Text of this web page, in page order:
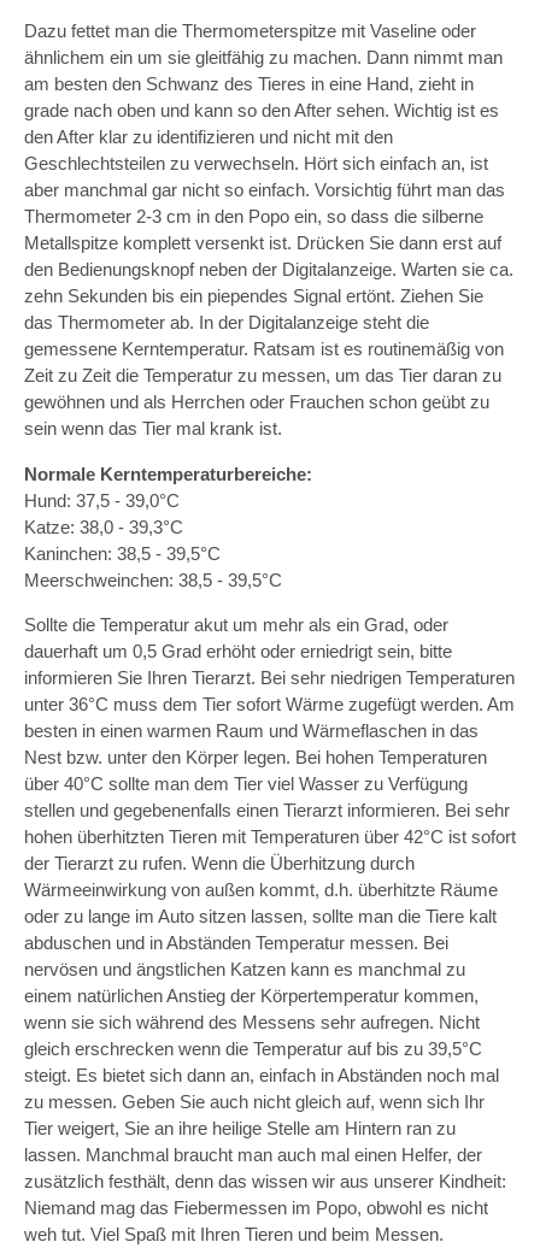
Dazu fettet man die Thermometerspitze mit Vaseline oder
ähnlichem ein um sie gleitfähig zu machen. Dann nimmt man
am besten den Schwanz des Tieres in eine Hand, zieht in
grade nach oben und kann so den After sehen. Wichtig ist es
den After klar zu identifizieren und nicht mit den
Geschlechtsteilen zu verwechseln. Hört sich einfach an, ist
aber manchmal gar nicht so einfach. Vorsichtig führt man das
Thermometer 2-3 cm in den Popo ein, so dass die silberne
Metallspitze komplett versenkt ist. Drücken Sie dann erst auf
den Bedienungsknopf neben der Digitalanzeige. Warten sie ca.
zehn Sekunden bis ein piependes Signal ertönt. Ziehen Sie
das Thermometer ab. In der Digitalanzeige steht die
gemessene Kerntemperatur. Ratsam ist es routinemäßig von
Zeit zu Zeit die Temperatur zu messen, um das Tier daran zu
gewöhnen und als Herrchen oder Frauchen schon geübt zu
sein wenn das Tier mal krank ist.
Normale Kerntemperaturbereiche:
Hund: 37,5 - 39,0°C
Katze: 38,0 - 39,3°C
Kaninchen: 38,5 - 39,5°C
Meerschweinchen: 38,5 - 39,5°C
Sollte die Temperatur akut um mehr als ein Grad, oder
dauerhaft um 0,5 Grad erhöht oder erniedrigt sein, bitte
informieren Sie Ihren Tierarzt. Bei sehr niedrigen Temperaturen
unter 36°C muss dem Tier sofort Wärme zugefügt werden. Am
besten in einen warmen Raum und Wärmeflaschen in das
Nest bzw. unter den Körper legen. Bei hohen Temperaturen
über 40°C sollte man dem Tier viel Wasser zu Verfügung
stellen und gegebenenfalls einen Tierarzt informieren. Bei sehr
hohen überhitzten Tieren mit Temperaturen über 42°C ist sofort
der Tierarzt zu rufen. Wenn die Überhitzung durch
Wärmeeinwirkung von außen kommt, d.h. überhitzte Räume
oder zu lange im Auto sitzen lassen, sollte man die Tiere kalt
abduschen und in Abständen Temperatur messen. Bei
nervösen und ängstlichen Katzen kann es manchmal zu
einem natürlichen Anstieg der Körpertemperatur kommen,
wenn sie sich während des Messens sehr aufregen. Nicht
gleich erschrecken wenn die Temperatur auf bis zu 39,5°C
steigt. Es bietet sich dann an, einfach in Abständen noch mal
zu messen. Geben Sie auch nicht gleich auf, wenn sich Ihr
Tier weigert, Sie an ihre heilige Stelle am Hintern ran zu
lassen. Manchmal braucht man auch mal einen Helfer, der
zusätzlich festhält, denn das wissen wir aus unserer Kindheit:
Niemand mag das Fiebermessen im Popo, obwohl es nicht
weh tut. Viel Spaß mit Ihren Tieren und beim Messen.